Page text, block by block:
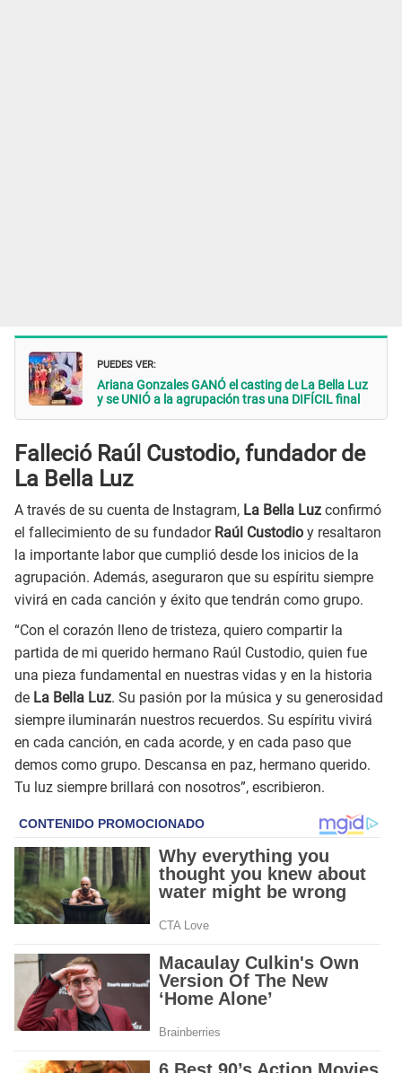
PUEDES VER:
Ariana Gonzales GANÓ el casting de La Bella Luz
y se UNIÓ a la agrupación tras una DIFÍCIL final
Falleció Raúl Custodio, fundador de
La Bella Luz
A través de su cuenta de Instagram, La Bella Luz confirmó
el fallecimiento de su fundador Raúl Custodio y resaltaron
la importante labor que cumplió desde los inicios de la
agrupación. Además, aseguraron que su espíritu siempre
vivirá en cada canción y éxito que tendrán como grupo.
“Con el corazón lleno de tristeza, quiero compartir la
partida de mi querido hermano Raúl Custodio, quien fue
una pieza fundamental en nuestras vidas y en la historia
de La Bella Luz. Su pasión por la música y su generosidad
siempre iluminarán nuestros recuerdos. Su espíritu vivirá
en cada canción, en cada acorde, y en cada paso que
demos como grupo. Descansa en paz, hermano querido.
Tu luz siempre brillará con nosotros”, escribieron.